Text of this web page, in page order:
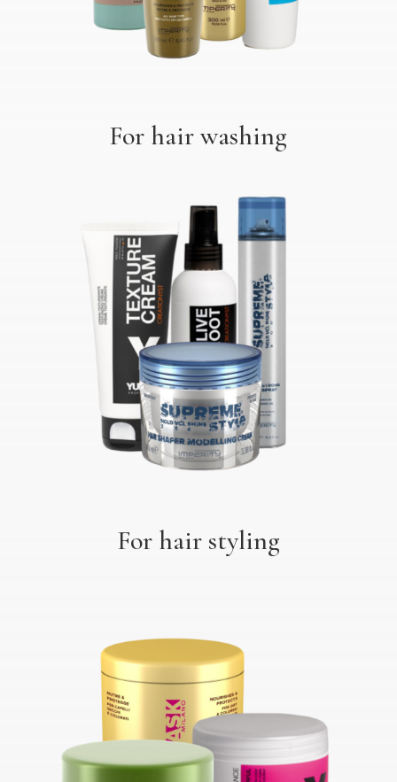
For hair washing
For hair styling